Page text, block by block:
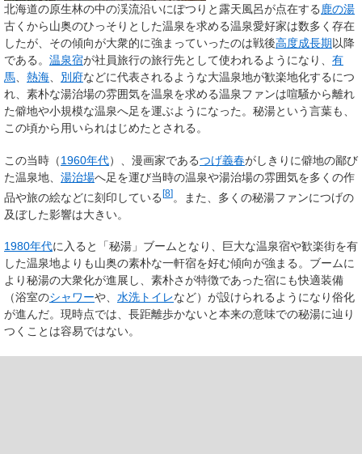
北海道の原生林の中の渓流沿いにぽつりと露天風呂が点在する鹿の湯
古くから山奥のひっそりとした温泉を求める温泉愛好家は数多く存在
したが、その傾向が大衆的に強まっていったのは戦後高度成長期以降
である。 温泉宿が社員旅行の旅行先として使われるようになり、 有
馬、 熱海、 別府などに代表されるような大温泉地が歓楽地化するにつ
れ、素朴な湯治場の雰囲気を温泉を求める温泉ファンは喧騒から離れ
た僻地や小規模な温泉へ足を運ぶようになった。秘湯という言葉も、
この頃から用いられはじめたとされる。
この当時（1960年代）、漫画家であるつげ義春がしきりに僻地の鄙び
た温泉地、 湯治場へ足を運び当時の温泉や湯治場の雰囲気を多くの作
品や旅の絵などに刻印している[8]。また、多くの秘湯ファンにつげの
及ぼした影響は大きい。
1980年代に入ると「秘湯」ブームとなり、巨大な温泉宿や歓楽街を有
した温泉地よりも山奥の素朴な一軒宿を好む傾向が強まる。ブームに
より秘湯の大衆化が進展し、素朴さが特徴であった宿にも快適装備
（浴室のシャワーや、 水洗トイレなど）が設けられるようになり俗化
が進んだ。現時点では、長距離歩かないと本来の意味での秘湯に辿り
つくことは容易ではない。